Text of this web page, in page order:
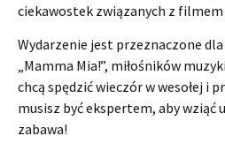
ciekawostek związanych z filmem
Wydarzenie jest przeznaczone
„Mamma Mia!”, miłośników
chcą spędzić wieczór w wesołej i
musisz być ekspertem, aby wziąć
zabawa!